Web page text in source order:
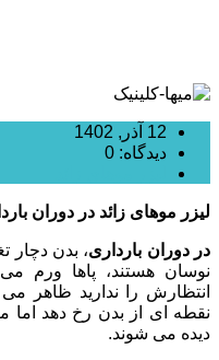
12 آذر, 1402
دیدگاه: 0
لیزر موهای زائد در دوران
در دوران بارداری، بدن دچار
نوسان هستند، پاها ورم
انتظارش را ندارید ظاهر
نقطه ای از بدن رخ دهد
دیده می شوند.